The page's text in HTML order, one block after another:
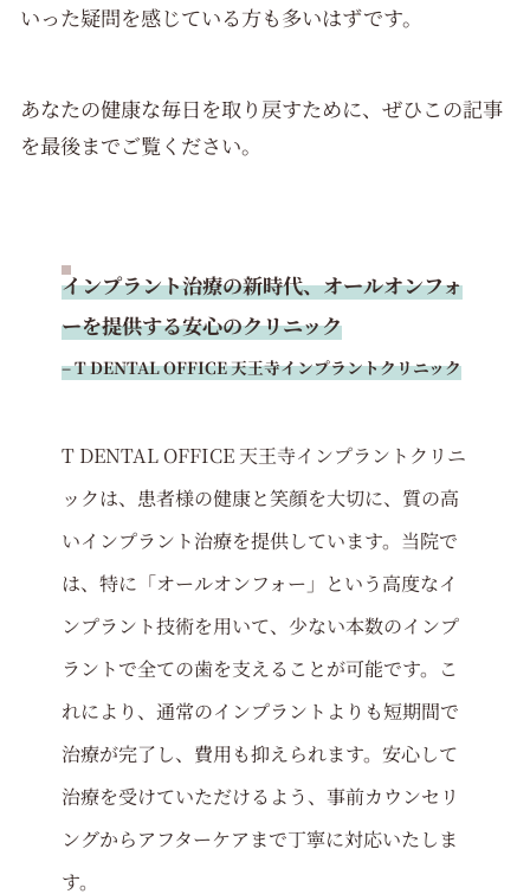
いった疑問を感じている方も多いはずです。
あなたの健康な毎日を取り戻すために、ぜひこの記事
を最後までご覧ください。
インプラント治療の新時代、オールオンフォ
ーを提供する安心のクリニック
– T DENTAL OFFICE 天王寺インプラントクリニック
T DENTAL OFFICE 天王寺インプラントクリニ
ックは、患者様の健康と笑顔を大切に、質の高
いインプラント治療を提供しています。当院で
は、特に「オールオンフォー」という高度なイ
ンプラント技術を用いて、少ない本数のインプ
ラントで全ての歯を支えることが可能です。こ
れにより、通常のインプラントよりも短期間で
治療が完了し、費用も抑えられます。安心して
治療を受けていただけるよう、事前カウンセリ
ングからアフターケアまで丁寧に対応いたしま
す。